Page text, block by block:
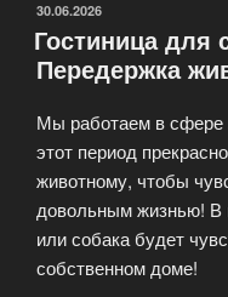
—
PetRect»
ОПУБЛИКОВАНО
30.06.2026
Гостиница для
Передержка
Мы работаем в сфере
этот период
животному, чтобы
довольным жизнью! В
или собака будет
собственном доме!